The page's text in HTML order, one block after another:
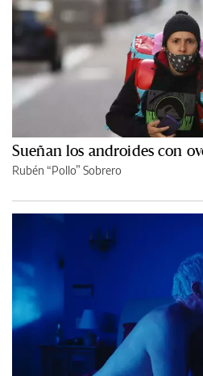
Sueñan los androides con
Rubén “Pollo” Sobrero